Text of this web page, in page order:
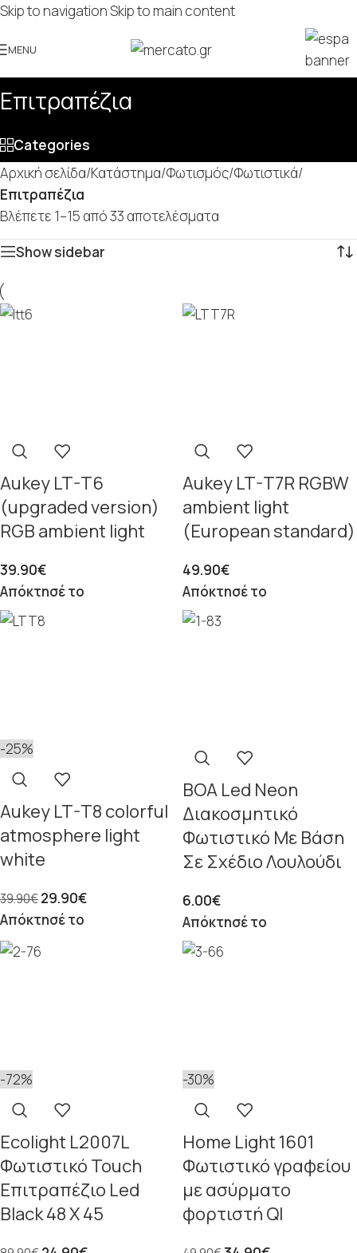
Skip to navigationSkip to main content
MENU
Επιτραπέζια
Categories
Αρχική σελίδα/Κατάστημα/Φωτισμός/Φωτιστικά/
Επιτραπέζια
Βλέπετε 1–15 από 33 αποτελέσματα
Show sidebar
Aukey LT-T6
(upgraded version)
RGB ambient light
39.90€
Απόκτησέ το
Aukey LT-T7R RGBW
ambient light
(European standard)
49.90€
Απόκτησέ το
-25%
Aukey LT-T8 colorful
atmosphere light
white
39.90€29.90€
Απόκτησέ το
BOA Led Neon
Διακοσμητικό
Φωτιστικό Με Βάση
Σε Σχέδιο Λουλούδι
6.00€
Απόκτησέ το
-72%
Ecolight L2007L
Φωτιστικό Touch
Επιτραπέζιο Led
Black 48 Χ 45
-30%
Home Light 1601
Φωτιστικό γραφείου
με ασύρματο
φορτιστή QI